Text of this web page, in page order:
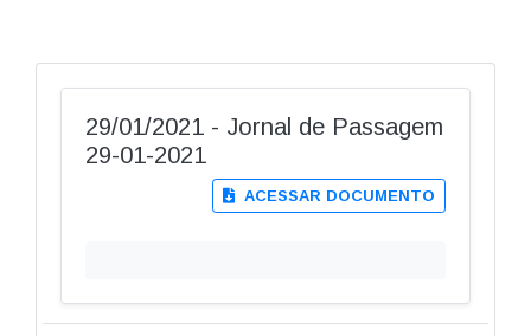
29/01/2021 - Jornal de Passagem
29-01-2021
ACESSAR DOCUMENTO